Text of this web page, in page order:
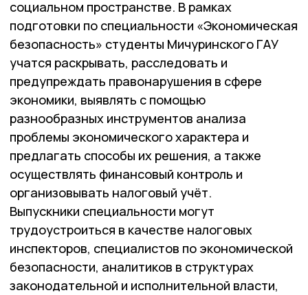
социальном пространстве. В рамках
подготовки по специальности «Экономическая
безопасность» студенты Мичуринского ГАУ
учатся раскрывать, расследовать и
предупреждать правонарушения в сфере
экономики, выявлять с помощью
разнообразных инструментов анализа
проблемы экономического характера и
предлагать способы их решения, а также
осуществлять финансовый контроль и
организовывать налоговый учёт.
Выпускники специальности могут
трудоустроиться в качестве налоговых
инспекторов, специалистов по экономической
безопасности, аналитиков в структурах
законодательной и исполнительной власти,